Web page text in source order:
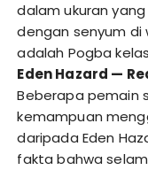
dalam ukuran
dengan senyum di
adalah Pogba
Eden Hazard —
Beberapa pemain
kemampuan
daripada Eden
fakta bahwa